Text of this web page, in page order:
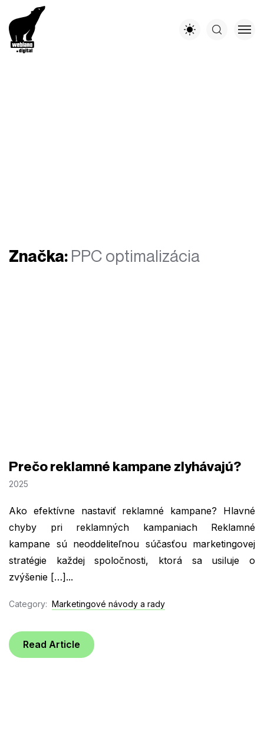
Značka: PPC optimalizácia
Prečo reklamné kampane zlyhávajú?
2025
Ako efektívne nastaviť reklamné kampane? Hlavné
chyby pri reklamných kampaniach Reklamné
kampane sú neoddeliteľnou súčasťou marketingovej
stratégie každej spoločnosti, ktorá sa usiluje o
zvýšenie […]...
Category: Marketingové návody a rady
Read Article